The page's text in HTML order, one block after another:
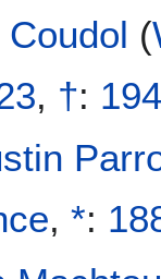
(
, †:
,*: